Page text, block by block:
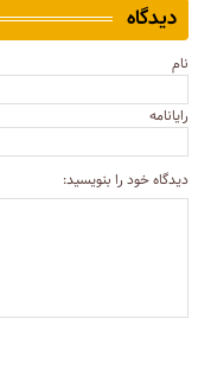
دیدگاه
نام
رایانامه
دیدگاه خود را بنویسید: